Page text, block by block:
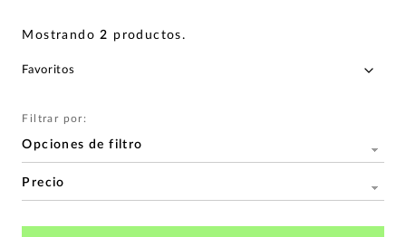
Mostrando2 productos.
Filtrar por:
Opciones de filtro
Precio